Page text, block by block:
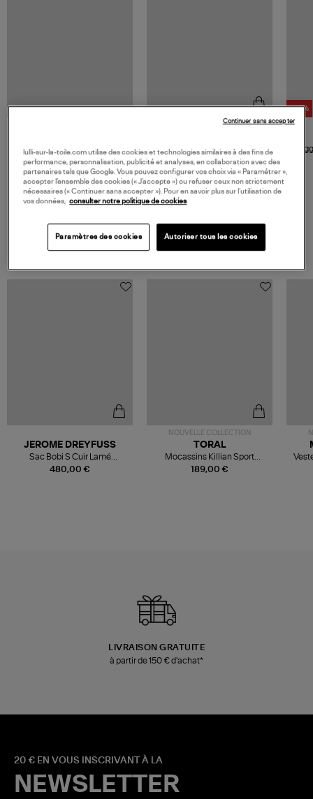
425,00 €
Sac Bellissima Maxi Moka
-40%
VOS DERNIERS PRODUITS VUS
480,00 €
JEROME DREYFUSS
Sac Bobi S Cuir Lamé
Champagne
NOUVELLE COLLECTION
189,00 €
TORAL
Mocassins Killian Sport
Mousse
LIVRAISON GRATUITE
à partir de 150 € d'achat*
20 € EN VOUS INSCRIVANT À LA
NEWSLETTER
lulli-sur-la-toile.com utilise des cookies et technologies similaires à des fins de
performance, personnalisation, publicité et analyses, en collaboration avec des
partenaires tels que Google. Vous pouvez configurer vos choix via « Paramétrer »,
accepter l’ensemble des cookies (« J’accepte ») ou refuser ceux non strictement
nécessaires (« Continuer sans accepter »). Pour en savoir plus sur l’utilisation de
vos données,
consulter notre politique de cookies
Paramètres des cookies Autoriser tous les cookies
Continuer sans accepter